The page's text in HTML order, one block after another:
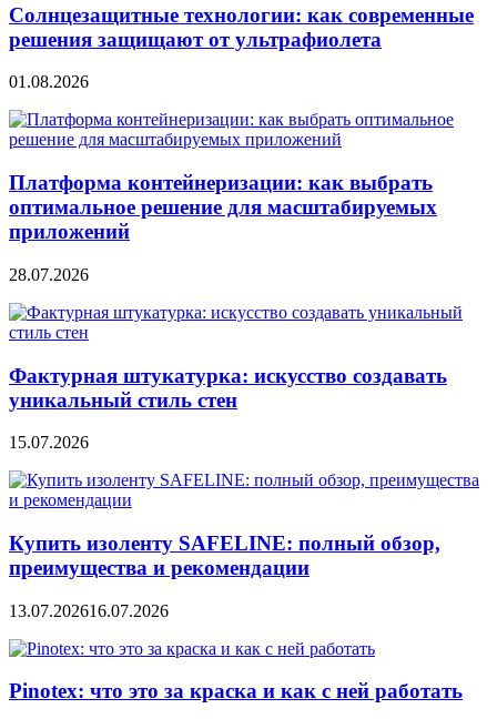
Солнцезащитные технологии: как современные
решения защищают от ультрафиолета
01.08.2026
Платформа контейнеризации: как выбрать
оптимальное решение для масштабируемых
приложений
28.07.2026
Фактурная штукатурка: искусство создавать
уникальный стиль стен
15.07.2026
Купить изоленту SAFELINE: полный обзор,
преимущества и рекомендации
13.07.202616.07.2026
Pinotex: что это за краска и как с ней работать